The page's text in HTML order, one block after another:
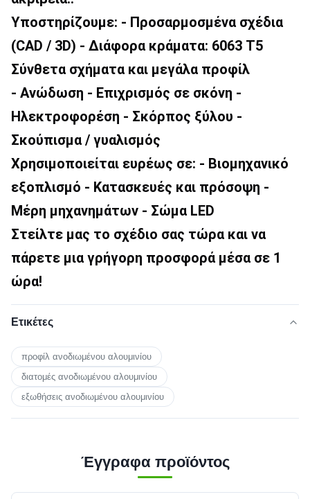
Υποστηρίζουμε: - Προσαρμοσμένα σχέδια
(CAD / 3D) - Διάφορα κράματα: 6063 T5
Σύνθετα σχήματα και μεγάλα προφίλ
- Ανώδωση - Επιχρισμός σε σκόνη -
Ηλεκτροφορέση - Σκόρπος ξύλου -
Σκούπισμα / γυαλισμός
Χρησιμοποιείται ευρέως σε: - Βιομηχανικό
εξοπλισμό - Κατασκευές και πρόσοψη -
Μέρη μηχανημάτων - Σώμα LED
Στείλτε μας το σχέδιο σας τώρα και να
πάρετε μια γρήγορη προσφορά μέσα σε 1
ώρα!
Ετικέτες
προφίλ ανοδιωμένου αλουμινίου
διατομές ανοδιωμένου αλουμινίου
εξωθήσεις ανοδιωμένου αλουμινίου
Έγγραφα προϊόντος